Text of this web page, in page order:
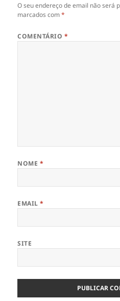
O seu endereço de email não será
marcados com*
COMENTÁRIO *
NOME *
EMAIL*
SITE